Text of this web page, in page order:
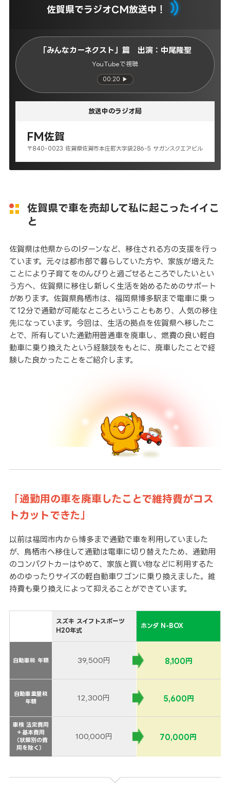
佐賀県でラジオCM放送中！
「みんなカーネクスト」篇 出演：中尾隆聖
YouTubeで視聴
00:20 ▶
放送中のラジオ局
FM佐賀
〒840-0023 佐賀県佐賀市本庄町大字袋286-5 サガンスクエアビル
佐賀県で車を売却して私に起こったイイこ
と
佐賀県は他県からのIターンなど、移住される方の支援を行っ
ています。元々は都市部で暮らしていた方や、家族が増えた
ことにより子育てをのんびりと過ごせるところでしたいとい
う方へ、佐賀県に移住し新しく生活を始めるためのサポート
があります。佐賀県鳥栖市は、福岡県博多駅まで電車に乗っ
て12分で通勤が可能なところということもあり、人気の移住
先になっています。今回は、生活の拠点を佐賀県へ移したこ
とで、所有していた通勤用普通車を廃車し、燃費の良い軽自
動車に乗り換えたという経験談をもとに、廃車したことで経
験した良かったことをご紹介します。
「通勤用の車を廃車したことで維持費がコス
トカットできた」
以前は福岡市内から博多まで通勤で車を利用していました
が、鳥栖市へ移住して通勤は電車に切り替えたため、通勤用
のコンパクトカーはやめて、家族と買い物などに利用するた
めのゆったりサイズの軽自動車ワゴンに乗り換えました。維
持費も乗り換えによって抑えることができています。
スズキ スイフトスポーツ
H20年式
自動車税 年額 39,500円
自動車重量税
年額
12,300円
車検 法定費用
＋基本費用
（状態別の費
用を除く）
100,000円
ホンダ N-BOX
自動車税 年額 8,100円
自動車重量税
年額
5,600円
車検 法定費用
＋基本費用
（状態別の費
用を除く）
70,000円